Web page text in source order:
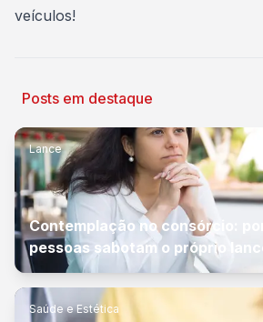
veículos!
Posts em destaque
Lance
Contemplação no consórcio:
pessoas sabotam o próprio
Saúde e Estética